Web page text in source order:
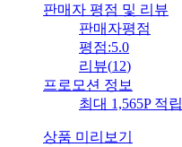
판매자 평점 및 리뷰
판매자평점
평점:5.0
리뷰(12)
프로모션 정보
최대 1,565P 적립
상품 미리보기